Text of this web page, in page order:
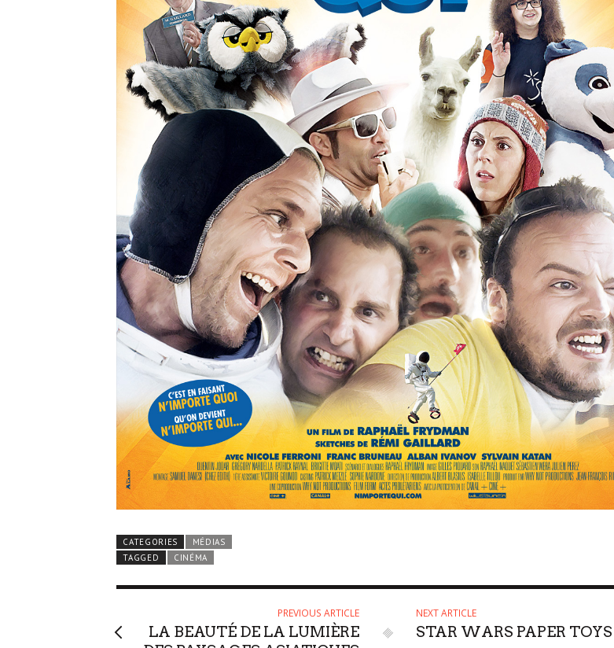
CATEGORIES
MÉDIAS
TAGGED
CINÉMA
PREVIOUS ARTICLE
LA BEAUTÉ DE LA LUMIÈRE
NEXT ARTICLE
STAR WARS PAPER TOYS